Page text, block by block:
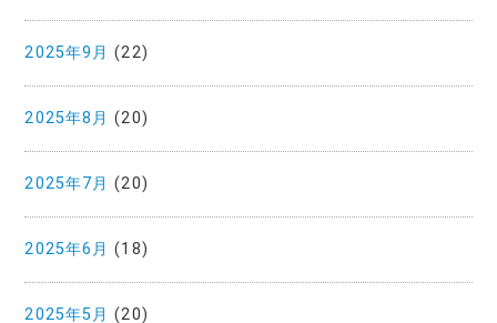
2025年9月 (22)
2025年8月 (20)
2025年7月 (20)
2025年6月 (18)
2025年5月 (20)